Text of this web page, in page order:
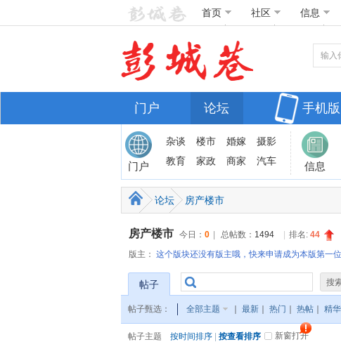
首页 社区 信息
门户 论坛 手机版
门户
杂谈 楼市 婚嫁
摄影
教育
家政 商家 汽车 信息
论坛 房产楼市
房产楼市 今日： 0 总帖数： 1494 排名: 44
版主： 这个版块还没有版主哦，快来申请成为本版第一位
帖子 搜
帖子甄选： 全部主题 最新 热门 热帖 精华
帖子主题 按时间排序 按查看排序 新窗打开